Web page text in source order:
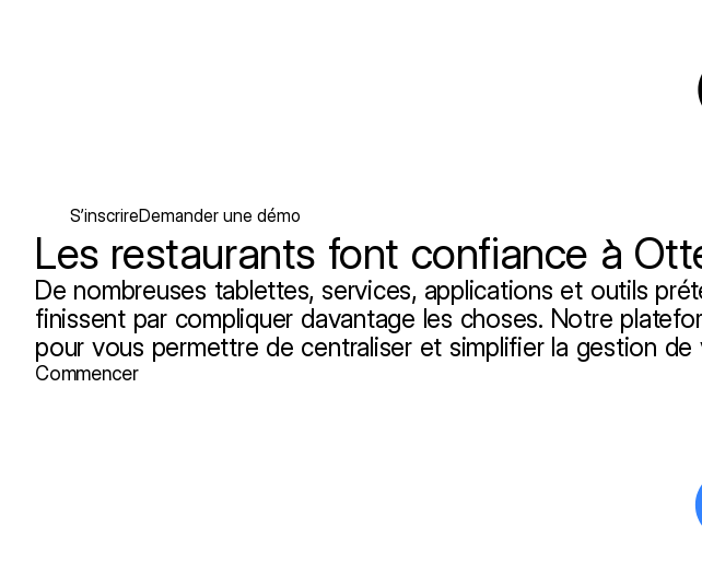
S’inscrireDemander une démo
Les restaurants font confiance à
De nombreuses tablettes, services, applications et outils
finissent par compliquer davantage les choses. Notre
pour vous permettre de centraliser et simplifier la gestion
Commencer